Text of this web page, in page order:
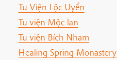
Tu Viện Lộc Uyển
Tu viện Mộc lan
Tu viện Bích Nham
Healing Spring Monastery